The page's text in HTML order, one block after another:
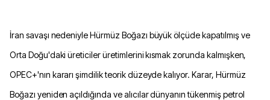
İran savaşı nedeniyle Hürmüz Boğazı büyük ölçüde kapatılmış ve
Orta Doğu'daki üreticiler üretimlerini kısmak zorunda kalmışken,
OPEC+'nın kararı şimdilik teorik düzeyde kalıyor. Karar, Hürmüz
Boğazı yeniden açıldığında ve alıcılar dünyanın tükenmiş petrol